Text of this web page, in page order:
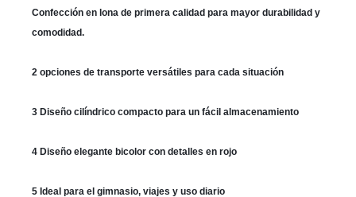
Confección en lona de primera calidad para mayor durabilidad y
comodidad.
2 opciones de transporte versátiles para cada situación
3 Diseño cilíndrico compacto para un fácil almacenamiento
4 Diseño elegante bicolor con detalles en rojo
5 Ideal para el gimnasio, viajes y uso diario